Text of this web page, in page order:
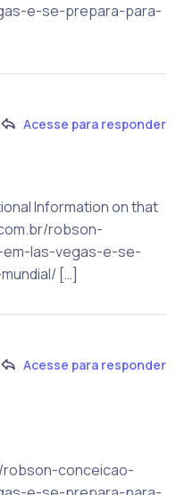
e-se-prepara-para-
Acesse para responder
Information on that
robson-
las-vegas-e-se-
[…]
Acesse para responder
conceicao-